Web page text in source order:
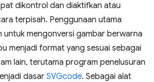
dikontrol dan diaktifkan atau
terpisah. Penggunaan utama
untuk mengonversi gambar berwarna
menjadi format yang sesuai sebagai
lain, terutama program penelusuran
dasar SVGcode. Sebagai alat